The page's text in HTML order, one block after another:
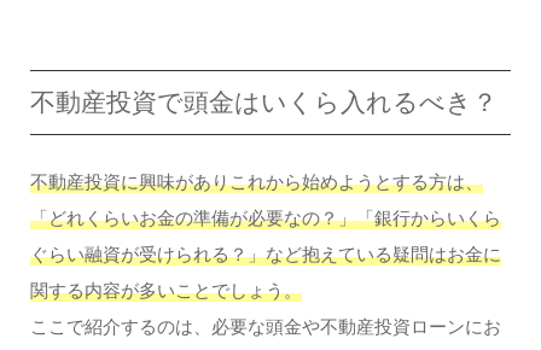
不動産投資で頭金はいくら入れるべき？
不動産投資に興味がありこれから始めようとする方は、
「どれくらいお金の準備が必要なの？」「銀行からいくら
ぐらい融資が受けられる？」など抱えている疑問はお金に
関する内容が多いことでしょう。
ここで紹介するのは、必要な頭金や不動産投資ローンにお